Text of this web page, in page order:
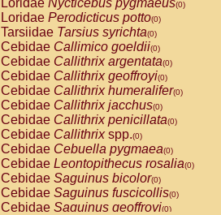
Loridae Nycticebus pygmaeus(0)
Loridae Perodicticus potto(0)
Tarsiidae Tarsius syrichta(0)
Cebidae Callimico goeldii(0)
Cebidae Callithrix argentata(0)
Cebidae Callithrix geoffroyi(0)
Cebidae Callithrix humeralifer(0)
Cebidae Callithrix jacchus(0)
Cebidae Callithrix penicillata(0)
Cebidae Callithrixspp.(0)
Cebidae Cebuella pygmaea(0)
Cebidae Leontopithecus rosalia(0)
Cebidae Saguinus bicolor(0)
Cebidae Saguinus fuscicollis(0)
Cebidae Saguinus geoffroyi(0)